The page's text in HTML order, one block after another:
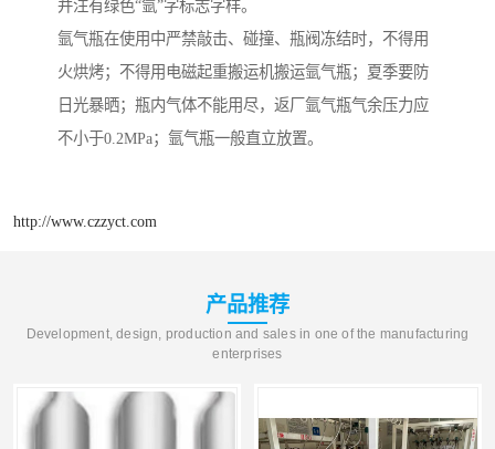
并注有绿色“氩”字标志字样。
氩气瓶在使用中严禁敲击、碰撞、瓶阀冻结时，不得用
火烘烤；不得用电磁起重搬运机搬运氩气瓶；夏季要防
日光暴晒；瓶内气体不能用尽，返厂氩气瓶气余压力应
不小于0.2MPa；氩气瓶一般直立放置。
http://www.czzyct.com
产品推荐
Development, design, production and sales in one of the manufacturing
enterprises